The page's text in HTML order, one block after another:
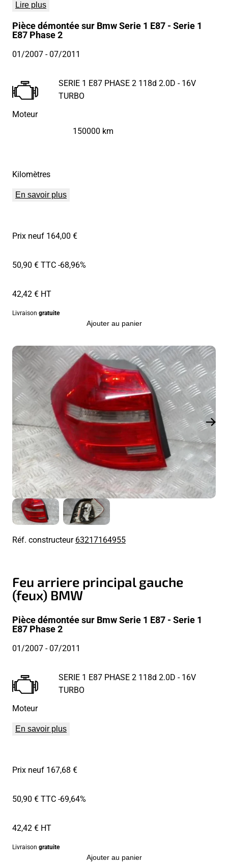
Lire plus
Pièce démontée sur Bmw Serie 1 E87 - Serie 1
E87 Phase 2
01/2007- 07/2011
Moteur
SERIE 1 E87 PHASE 2 118d 2.0D - 16V
TURBO
Kilomètres
150000 km
En savoir plus
Prix neuf 164,00 €
50,90 € TTC-68,96%
42,42 € HT
Livraison gratuite
Ajouter au panier
Réf. constructeur63217164955
Feu arriere principal gauche
(feux) BMW
Pièce démontée sur Bmw Serie 1 E87 - Serie 1
E87 Phase 2
01/2007- 07/2011
Moteur
SERIE 1 E87 PHASE 2 118d 2.0D - 16V
TURBO
En savoir plus
Prix neuf 167,68 €
50,90 € TTC-69,64%
42,42 € HT
Livraison gratuite
Ajouter au panier